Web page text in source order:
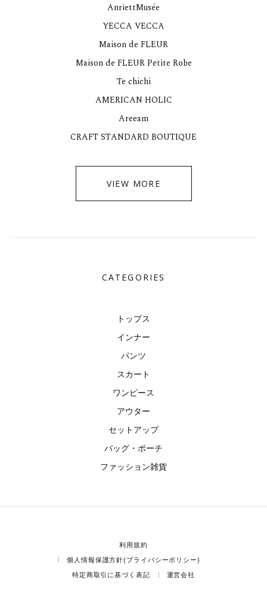
AnriettMusée
YECCA VECCA
Maison de FLEUR
Maison de FLEUR Petite Robe
Te chichi
AMERICAN HOLIC
Areeam
CRAFT STANDARD BOUTIQUE
VIEW MORE
CATEGORIES
トップス
インナー
パンツ
スカート
ワンピース
アウター
セットアップ
バッグ・ポーチ
ファッション雑貨
利用規約
個人情報保護方針(プライバシーポリシー)
特定商取引に基づく表記 運営会社